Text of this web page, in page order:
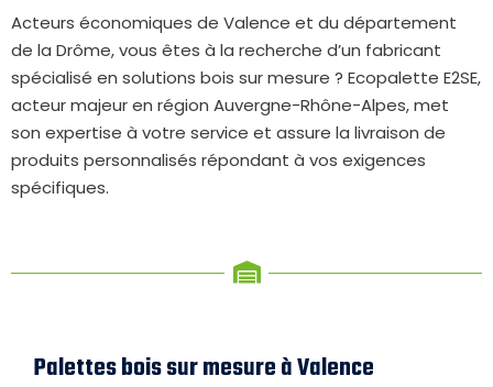
Acteurs économiques de Valence et du département
de la Drôme, vous êtes à la recherche d’un fabricant
spécialisé en solutions bois sur mesure ? Ecopalette E2SE,
acteur majeur en région Auvergne-Rhône-Alpes, met
son expertise à votre service et assure la livraison de
produits personnalisés répondant à vos exigences
spécifiques.
Palettes bois sur mesure à Valence